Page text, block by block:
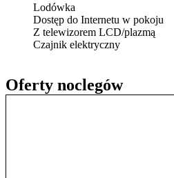
Oferty noclegów
Lodówka
Dostęp do Internetu w pokoju
Z telewizorem LCD/plazmą
Czajnik elektryczny